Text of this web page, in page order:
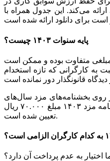
مبلغ پایه سنوات سال ۱۴۰۳ کارگران را به نسبت سابقه کاری ارائه می‌کند. این جدول همراه با
پایه سنوات ۱۴۰۳ چیست؟
این مبلغ برای هر سال مبلغی متفاوت بوده و ممکن است
به کارگرانی که تازه استخدام
هر سال در سال‌های بعدی حفظ شده و به اندازه درصد افزایش مزد افزایش یافته و پایه سنوات سال ۱۴۰۳ برروی آن اضافه می‌شود. جدول پایه سنوات ۱۴۰۳ از روی بخشنامه‌های مزد سال‌های
گذشته مبلغ پایه سنوات ۳۰ سال گذشته را محاسبه و ارائه کرده است. جدول تصاعدی مزد ۱۴۰۳ نیز شکل دیگری از جدول پایه سنوات است. مبلغ پایه سنوات روزانه در بخشنامه مزد ۱۴۰۳ مبلغ ۷۰.۰۰۰ ریال
تعیین شده است.
اختیار به عدم پرداخت آن دارد؟